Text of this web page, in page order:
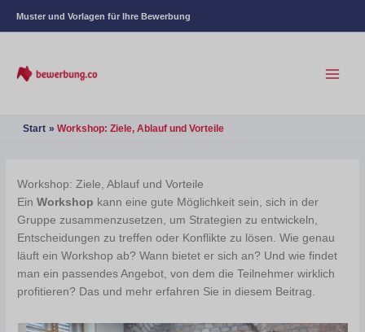
Muster und Vorlagen für Ihre Bewerbung
Start Workshop: Ziele, Ablauf und Vorteile
Workshop: Ziele, Ablauf und Vorteile
EinWorkshop kann eine gute Möglichkeit sein, sich in der
Gruppe zusammenzusetzen, um Strategien zu entwickeln,
Entscheidungen zu treffen oder Konflikte zu lösen. Wie genau
läuft ein Workshop ab? Wann bietet er sich an? Und wie findet
man ein passendes Angebot, von dem die Teilnehmer wirklich
profitieren? Das und mehr erfahren Sie in diesem Beitrag.